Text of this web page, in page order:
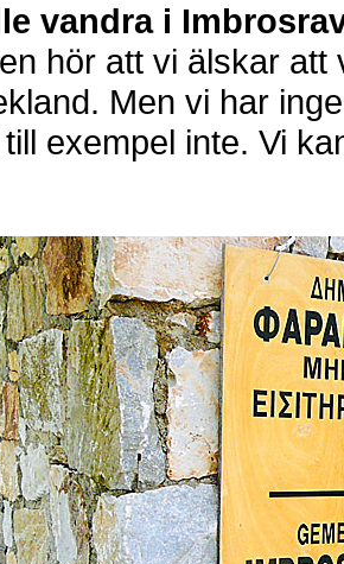
vandra i
hör att vi älskar
Men vi har
exempel inte. Vi